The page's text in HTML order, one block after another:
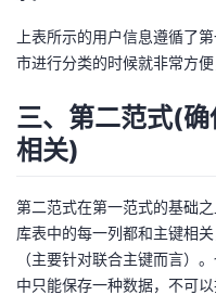
注
开
发
者
学
堂
我
的
Programs
我
的
支
持
我
上表所示的用户信息遵循了
市进行分类的时候就非常方
三、第二范式(
相关)
第二范式在第一范式的基础
库表中的每一列都和主键相
（主要针对联合主键而言）
中只能保存一种数据，不可